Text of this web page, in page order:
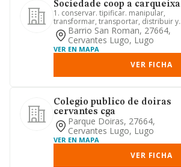
Sociedade coop a carqueixa
1. conservar. tipificar. manipular,
transformar, transportar, distribuir y
comercializar. incluso d...
Barrio San Roman, 27664,
Cervantes Lugo, Lugo
VER EN MAPA
VER FICHA
Colegio publico de doiras
cervantes cga
Parque Doiras, 27664,
Cervantes Lugo, Lugo
VER EN MAPA
VER FICHA